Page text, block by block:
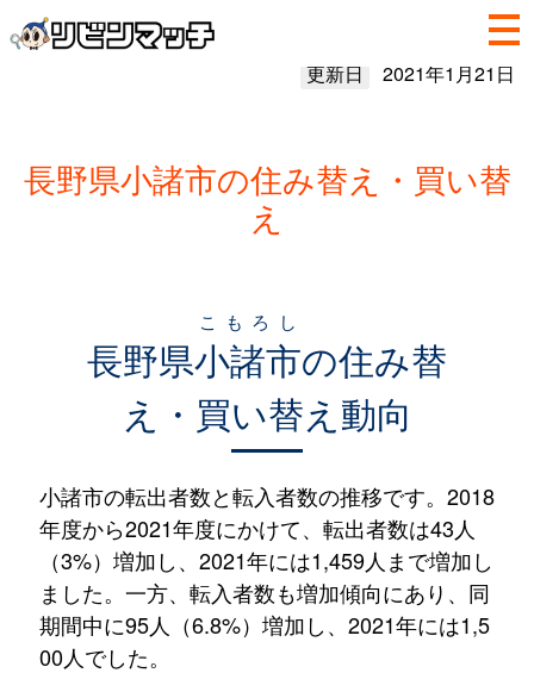
更新日 2021年1月21日
長野県小諸市の住み替え・買い替
え
長野県小諸市
こもろし
の住み替
え・買い替え動向
小諸市の転出者数と転入者数の推移です。2018
年度から2021年度にかけて、転出者数は43人
（3%）増加し、2021年には1,459人まで増加し
ました。一方、転入者数も増加傾向にあり、同
期間中に95人（6.8%）増加し、2021年には1,5
00人でした。